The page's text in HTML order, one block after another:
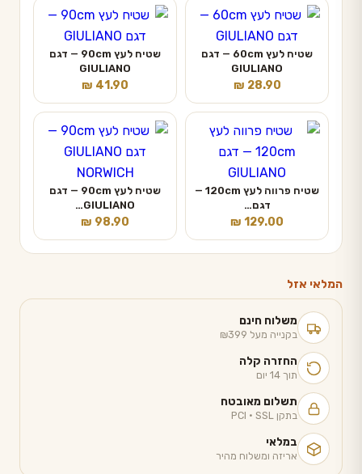
שטיח לעץ 60cm — דגם
GIULIANO
₪ 28.90
שטיח לעץ 90cm — דגם
GIULIANO
₪ 41.90
שטיח פרווה לעץ 120cm —
דגם…
₪ 129.00
שטיח לעץ 90cm — דגם
GIULIANO…
₪ 98.90
המלאי אזל
משלוח חינם
בקנייה מעל ₪399
החזרה קלה
תוך 14 יום
תשלום מאובטח
בתקן PCI · SSL
במלאי
אריזה ומשלוח מהיר